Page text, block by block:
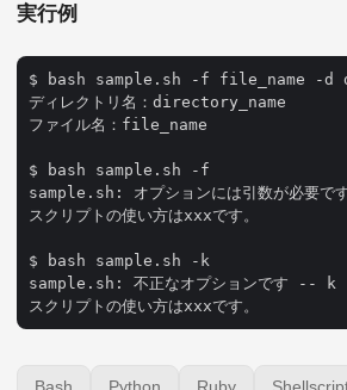
実行例
$ bash sample.sh -f file_name -d
ディレクトリ名：directory_name
ファイル名：file_name
$ bash sample.sh -f
sample.sh: オプションには引数が必要
スクリプトの使い方はxxxです。
$ bash sample.sh -k
sample.sh: 不正なオプションです -- k
Bash Python Ruby